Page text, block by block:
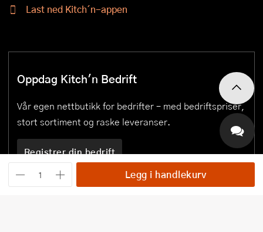
Legg i handlekurv
Last ned Kitch´n-appen
Oppdag Kitch'n Bedrift
Vår egen nettbutikk for bedrifter – med bedriftspriser,
stort sortiment og raske leveranser.
Registrer din bedrift